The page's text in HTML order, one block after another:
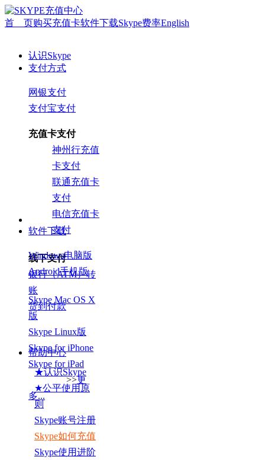
首 页购买充值卡软件下载Skype费率English
认识Skype
支付方式
网银支付
支付宝支付
充值卡支付
神州行充值
卡支付
联通充值卡
支付
电信充值卡
支付
线下支付
银行（ATM）转
账
货到付款
软件下载
Windows电脑版
Android手机版
Skype Mac OS X
版
Skype Linux版
Skype for iPhone
Skype for iPad
>>更
多...
帮助中心
★认识Skype
★公平使用原
则
Skype账号注册
Skype如何充值
Skype使用进阶